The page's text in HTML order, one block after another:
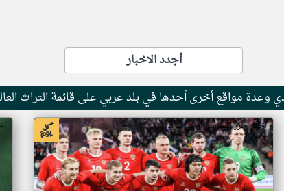
أجدد الاخبار
وعدة مواقع أخرى أحدها في بلد عربي على قائمة التراث
اخبار جزر القمر من ار تي عربي